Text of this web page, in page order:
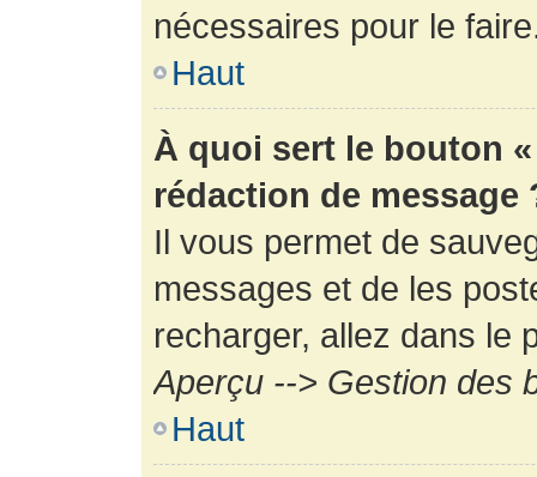
nécessaires pour le
Haut
À quoi sert le bouton
rédaction de message
Il vous permet de
messages et de les
recharger, allez dans le
Aperçu --> Gestion des
Haut